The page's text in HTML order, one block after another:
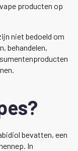
producten op
niet bedoeld om
behandelen,
bevatten, een
In